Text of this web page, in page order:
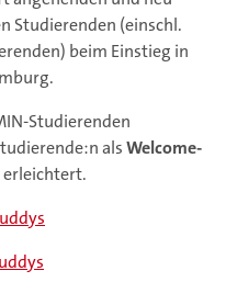
Studierenden (einschl.
beim Einstieg in
Studierenden
alsWelcome-
erleichtert.